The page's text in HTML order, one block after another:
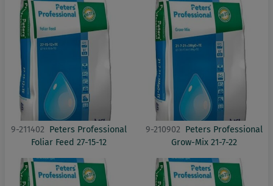
9-211402 Peters Professional
Foliar Feed 27-15-12
9-210902 Peters Professional
Grow-Mix 21-7-22